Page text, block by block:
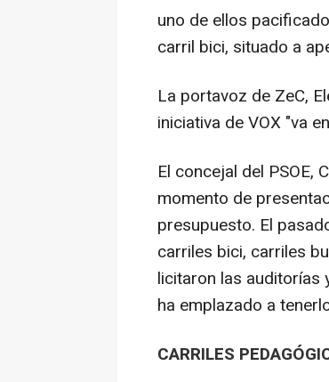
uno de ellos
carril bici, situado a
La portavoz de ZeC,
iniciativa de VOX "va
El concejal del PSOE,
momento de
presupuesto. El
carriles bici, carriles
licitaron las auditorías
ha emplazado a
CARRILES